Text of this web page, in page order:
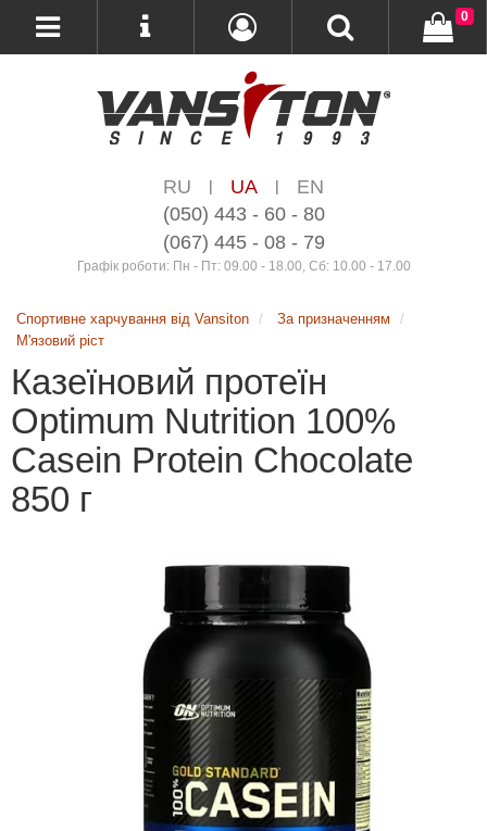
RU | UA |
EN
(050) 443 - 60 - 80
(067) 445 - 08 - 79
Графік роботи: Пн - Пт: 09.00 - 18.00, Сб: 10.00 - 17.00
0
Спортивне харчування від Vansiton
За призначенням
М'язовий ріст
Казеїновий протеїн
Optimum Nutrition 100%
Casein Protein Chocolate
850 г